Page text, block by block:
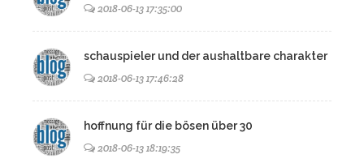
2018-06-13 17:35:00
schauspieler und der aushaltbare charakter
2018-06-13 17:46:28
hoffnung für die bösen über 30
2018-06-13 18:19:35